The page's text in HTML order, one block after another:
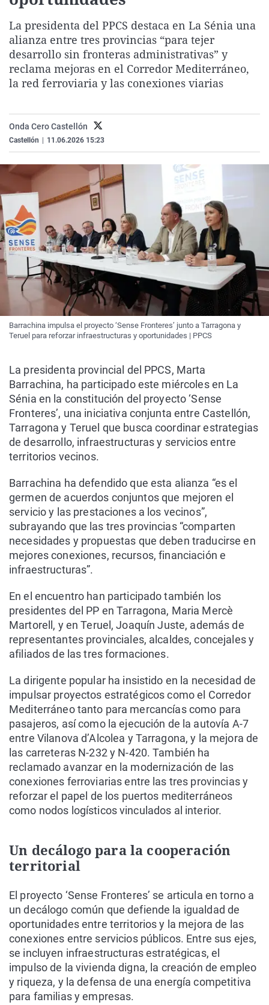
Gente viajera
Como el perro y el
Retornados
Equipo de
Operación Viuda
Galicia
La Rioja
Navarra
Televisión
Elecciones
La presidenta del PPCS destaca en La Sénia una
alianza entre tres provincias “para tejer
desarrollo sin fronteras administrativas” y
reclama mejoras en el Corredor Mediterráneo,
la red ferroviaria y las conexiones viarias
Onda Cero Castellón
Castellón 11.06.2026 15:23
Barrachina impulsa el proyecto ‘Sense Fronteres’ junto a Tarragona y
Teruel para reforzar infraestructuras y oportunidades | PPCS
La presidenta provincial del PPCS, Marta
Barrachina, ha participado este miércoles en La
Sénia en la constitución del proyecto ‘Sense
Fronteres’, una iniciativa conjunta entre Castellón,
Tarragona y Teruel que busca coordinar estrategias
de desarrollo, infraestructuras y servicios entre
territorios vecinos.
Barrachina ha defendido que esta alianza “es el
germen de acuerdos conjuntos que mejoren el
servicio y las prestaciones a los vecinos”,
subrayando que las tres provincias “comparten
necesidades y propuestas que deben traducirse en
mejores conexiones, recursos, financiación e
infraestructuras”.
En el encuentro han participado también los
presidentes del PP en Tarragona, Maria Mercè
Martorell, y en Teruel, Joaquín Juste, además de
representantes provinciales, alcaldes, concejales y
afiliados de las tres formaciones.
La dirigente popular ha insistido en la necesidad de
impulsar proyectos estratégicos como el Corredor
Mediterráneo tanto para mercancías como para
pasajeros, así como la ejecución de la autovía A-7
entre Vilanova d’Alcolea y Tarragona, y la mejora de
las carreteras N-232 y N-420. También ha
reclamado avanzar en la modernización de las
conexiones ferroviarias entre las tres provincias y
reforzar el papel de los puertos mediterráneos
como nodos logísticos vinculados al interior.
Un decálogo para la cooperación
territorial
El proyecto ‘Sense Fronteres’ se articula en torno a
un decálogo común que defiende la igualdad de
oportunidades entre territorios y la mejora de las
conexiones entre servicios públicos. Entre sus ejes,
se incluyen infraestructuras estratégicas, el
impulso de la vivienda digna, la creación de empleo
y riqueza, y la defensa de una energía competitiva
para familias y empresas.